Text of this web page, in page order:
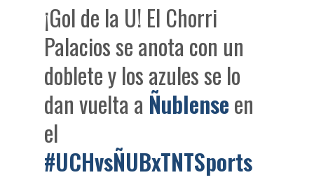
¡Gol de la U! El Chorri
Palacios se anota con un
doblete y los azules se lo
dan vuelta a Ñublenseen
el
#UCHvsÑUBxTNTSports